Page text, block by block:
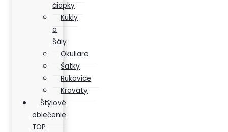
čiapky
Kukly
a
Šály
Okuliare
Šatky
Rukavice
Kravaty
Štýlové
oblečenie
TOP